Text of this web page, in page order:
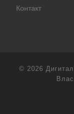
Контакт
© 2026